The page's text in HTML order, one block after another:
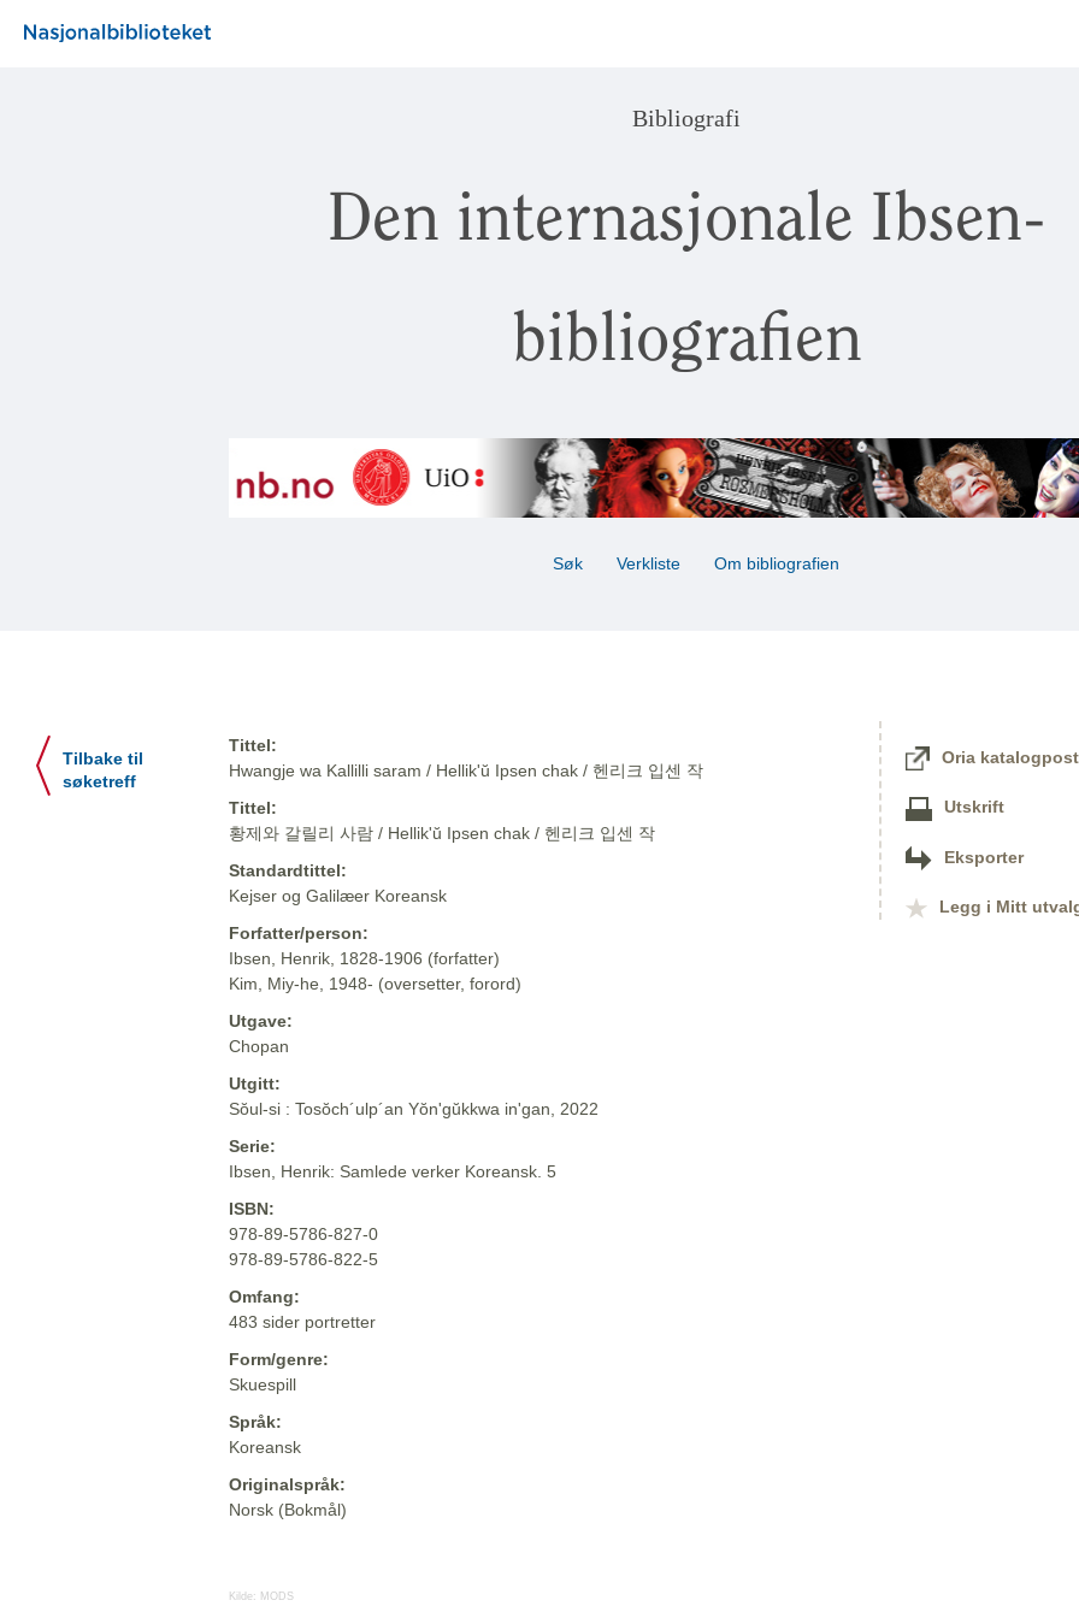
Bibliografi
Den internasjonale Ibsen-
bibliografien
Søk Verkliste Om bibliografien
Tilbake til
søketreff
Tittel:
Hwangje wa Kallilli saram / Hellik'ŭ Ipsen chak / 헨리크 입센 작
Tittel:
황제와 갈릴리 사람 / Hellik'ŭ Ipsen chak / 헨리크 입센 작
Standardtittel:
Kejser og Galilæer Koreansk
Forfatter/person:
Ibsen, Henrik, 1828-1906 (forfatter)
Kim, Miy-he, 1948- (oversetter, forord)
Utgave:
Chopan
Utgitt:
Sŏul-si : Tosŏch´ulp´an Yŏn'gŭkkwa in'gan, 2022
Serie:
Ibsen, Henrik: Samlede verker Koreansk. 5
ISBN:
978-89-5786-827-0
978-89-5786-822-5
Omfang:
483 sider portretter
Form/genre:
Skuespill
Språk:
Koreansk
Originalspråk:
Norsk (Bokmål)
Kilde: MODS
Oria katalogpost
Utskrift
Eksporter
Legg i Mitt